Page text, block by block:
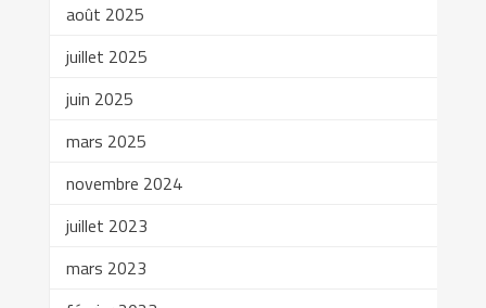
août 2025
juillet 2025
juin 2025
mars 2025
novembre 2024
juillet 2023
mars 2023